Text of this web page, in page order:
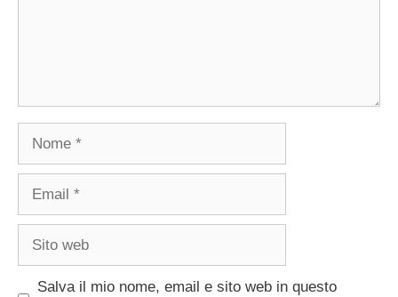
Nome
Email
Sito
Salva il mio nome, email e sito web in questo